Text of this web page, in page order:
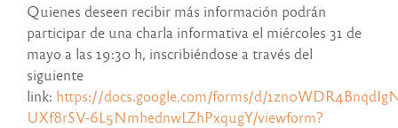
Quienes deseen recibir más información podrán
participar de una charla informativa el miércoles 31 de
mayo a las 19:30 h, inscribiéndose a través del
siguiente
link: https://docs.google.com/forms/d/
UXf8rSV-6L5NmhednwLZhPxqugY/viewform?